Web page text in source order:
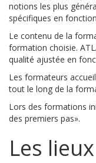
notions les plus
spécifiques en
Le contenu de la
formation choisie.
qualité ajustée en
Les formateurs
tout le long de la
Lors des formations
des premiers pas».
Les